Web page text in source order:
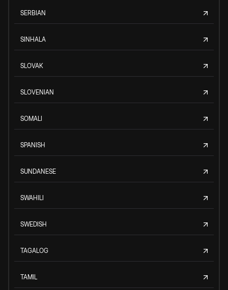
SERBIAN
SINHALA
SLOVAK
SLOVENIAN
SOMALI
SPANISH
SUNDANESE
SWAHILI
SWEDISH
TAGALOG
TAMIL